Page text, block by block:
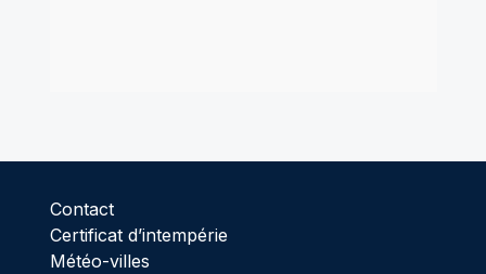
Contact
Certificat d’intempérie
Météo-villes